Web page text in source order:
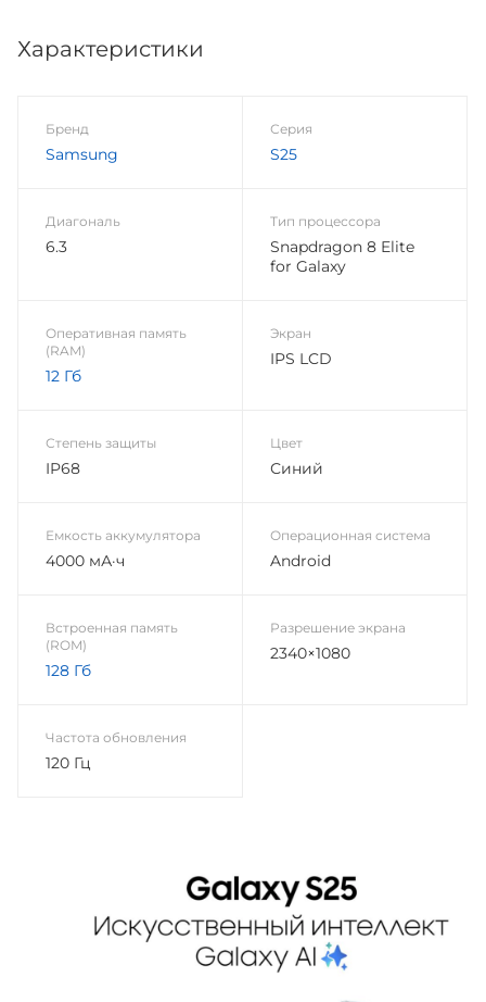
Характеристики
Бренд
Samsung
Серия
S25
Диагональ
6.3
Тип процессора
Snapdragon 8 Elite
for Galaxy
Оперативная память
(RAM)
12 Гб
Экран
IPS LCD
Степень защиты
IP68
Цвет
Синий
Емкость аккумулятора
4000 мА·ч
Операционная система
Android
Встроенная память
(ROM)
128 Гб
Разрешение экрана
2340×1080
Частота обновления
120 Гц